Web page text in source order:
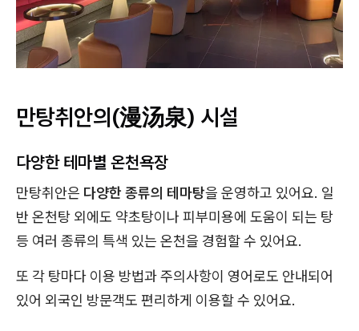
만탕취안의(漫汤泉) 시설
다양한 테마별 온천욕장
만탕취안은 다양한 종류의 테마탕을 운영하고 있어요. 일
반 온천탕 외에도 약초탕이나 피부미용에 도움이 되는 탕
등 여러 종류의 특색 있는 온천을 경험할 수 있어요.
또 각 탕마다 이용 방법과 주의사항이 영어로도 안내되어
있어 외국인 방문객도 편리하게 이용할 수 있어요.